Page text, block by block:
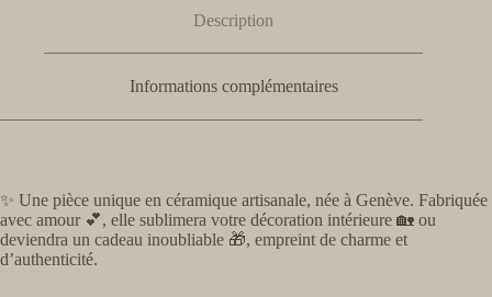
Description
Informations complémentaires
✨ Une pièce unique en céramique artisanale, née à Genève. Fabriquée
avec amour 💕, elle sublimera votre décoration intérieure 🏡 ou
deviendra un cadeau inoubliable 🎁, empreint de charme et
d’authenticité.